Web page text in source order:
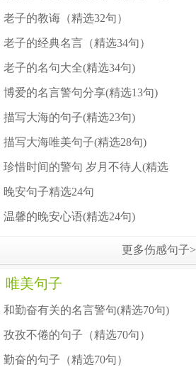
老子的教诲（精选32句）
老子的经典名言（精选34句）
老子的名句大全(精选34句)
博爱的名言警句分享(精选13句)
描写大海的句子(精选23句)
描写大海唯美句子(精选28句)
珍惜时间的警句 岁月不待人(精选
晚安句子精选24句
温馨的晚安心语(精选24句)
更多伤感句子>
唯美句子
和勤奋有关的名言警句(精选70句)
孜孜不倦的句子（精选70句）
勤奋的句子（精选70句）